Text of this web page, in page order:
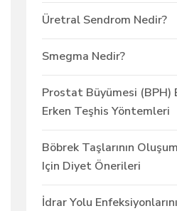
Üretral Sendrom Nedir?
Smegma Nedir?
Prostat Büyümesi
Erken Teşhis Yöntemleri
Böbrek Taşlarının
Için Diyet Önerileri
İdrar Yolu